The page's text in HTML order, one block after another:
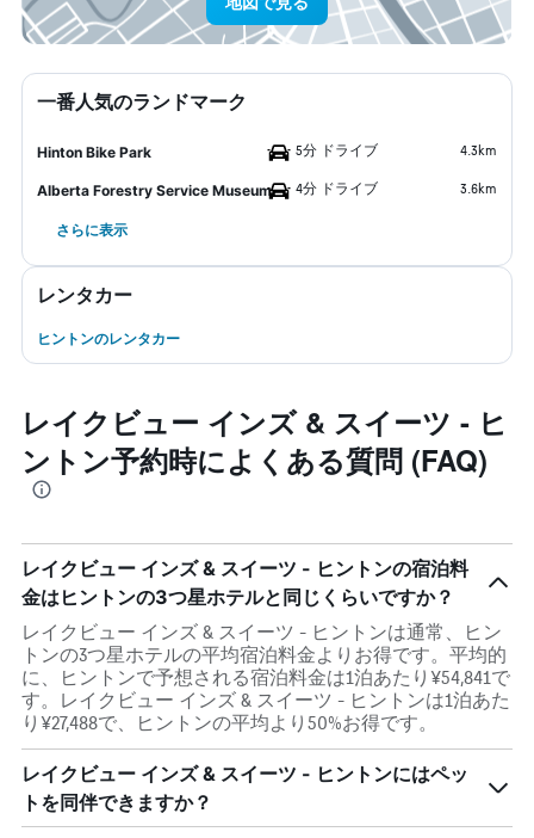
一番人気のランドマーク
Hinton Bike Park 5分 ドライブ 4.3km
Alberta Forestry Service Museum 4分 ドライブ 3.6km
さらに表示
レンタカー
ヒントンのレンタカー
レイクビュー インズ & スイーツ - ヒ
ントン予約時によくある質問 (FAQ)
レイクビュー インズ & スイーツ - ヒントンの宿泊料
金はヒントンの3つ星ホテルと同じくらいですか？
レイクビュー インズ & スイーツ - ヒントンは通常、ヒン
トンの3つ星ホテルの平均宿泊料金よりお得です。平均的
に、ヒントンで予想される宿泊料金は1泊あたり¥54,841で
す。レイクビュー インズ & スイーツ - ヒントンは1泊あた
り¥27,488で、ヒントンの平均より50%お得です。
レイクビュー インズ & スイーツ - ヒントンにはペッ
トを同伴できますか？